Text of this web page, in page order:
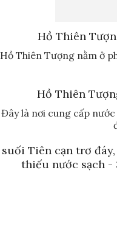
Hồ Thiên Tượng nằm ở
Đây là nơi cung cấp